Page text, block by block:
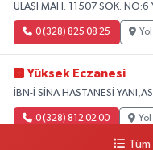
ULAŞI MAH. 11507 SOK. NO:6
0 (328) 825 08 25
Yüksek Eczanesi
İBN-İ SİNA HASTANESİ
0 (328) 812 02 00 Yol